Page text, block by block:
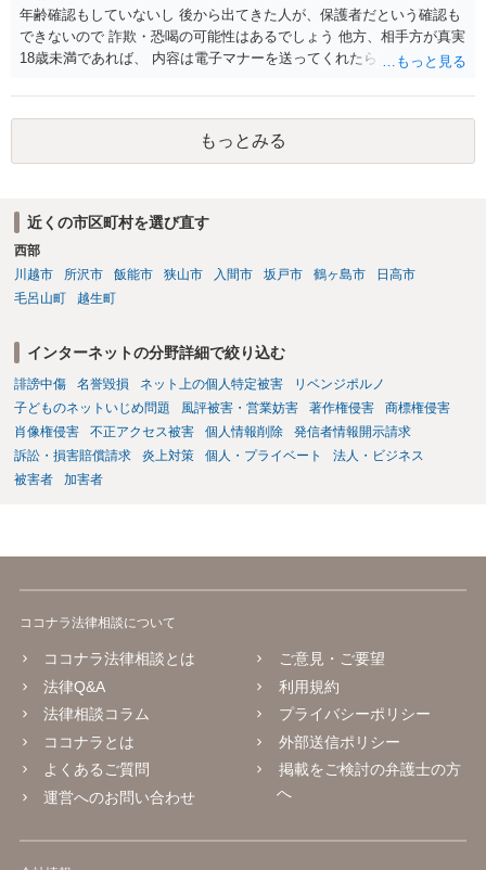
いと考えられます。仮に具体的な画面構成の一部に創作性が認められ
ても、その権利は当該部分に限られ、ご相談者の写真や文章等を制作
実績として掲載する権限まで当然に生じるものではありません。 もっ
の同意があれば別です。また、単に制作を担当した事実を記載した
り、公開中のサイトへリンクしたりする行為まで当然に禁止できると
は限りません。 人物写真については、通常のSNSへの無断掲載と同
様、掲載目的、態様、必要性、本人の特定可能性等から判断されま
りません。 まず、見積書、メール、チャット、デザイナーの利用規約
を確認したうえで、「提供素材及びこれを含む画面の複製・SNS掲載
を許諾しない」と書面で明確に通知することをお勧めします。すでに
掲載された場合は、URL、掲載日時、画面を保存してから削除を求め
年齢確認もしていないし 後から出てきた人が、保護者だという確認も
できないので 詐欺・恐喝の可能性はあるでしょう 他方、相手方が真実
18歳未満であれば、 内容は電子マナーを送ってくれたら自慰行為など
画の尺は10分ほど、服を着たままで胸を触って欲しい、などの要望を
して、要求された金額(1000円程度)の電子マネーを送信してしまいま
した。 そこから、撮影するまで暇なので顔の雰囲気の写真を交換して
欲しい、住んでいる都道府県と区を教えてと言われたので教えたりと
能です。
もっとみる
近くの市区町村を選び直す
西部
川越市
所沢市 飯能市 狭山市 入間市 坂戸市 鶴ヶ島市
日高市
毛呂山町
越生町
インターネットの分野詳細で絞り込む
誹謗中傷 名誉毀損 ネット上の個人特定被害
リベンジポルノ
子どものネットいじめ問題
風評被害・営業妨害 著作権侵害
商標権侵害
肖像権侵害
不正アクセス被害 個人情報削除
発信者情報開示請求
訴訟・損害賠償請求
炎上対策 個人・プライベート
法人・ビジネス
被害者
加害者
ココナラ法律相談について
ココナラ法律相談とは
法律Q&A
法律相談コラム
ココナラとは
よくあるご質問
運営へのお問い合わせ
ご意見・ご要望
利用規約
プライバシーポリシー
外部送信ポリシー
掲載をご検討の弁護士の方
へ